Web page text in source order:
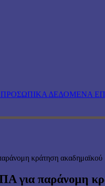
ΠΡΟΣΩΠΙΚΑ ΔΕΔΟΜΕΝΑ
κράτηση ακαδημαϊκού
για παράνομη